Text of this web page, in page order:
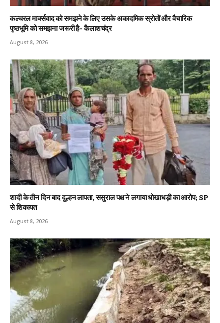
कल्चरल मार्क्सवाद को समझने के लिए उसके अकादमिक स्रोतों और वैचारिक
पृष्ठभूमि को समझना जरूरी है- कैलाशचंद्र
August 8, 2026
शादी के तीन दिन बाद दुल्हन लापता, ससुराल पक्ष ने लगाया धोखाधड़ी का आरोप; SP
से शिकायत
August 8, 2026